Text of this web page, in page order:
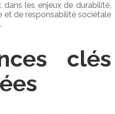
dans les enjeux de durabilité,
et de responsabilité sociétale
clés